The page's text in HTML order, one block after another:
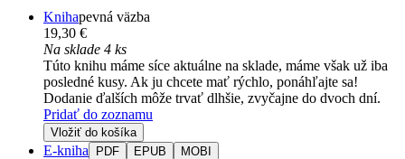
Knihapevná väzba
19,30 €
Na sklade 4 ks
Túto knihu máme síce aktuálne na sklade, máme však už iba
posledné kusy. Ak ju chcete mať rýchlo, ponáhľajte sa!
Dodanie ďalších môže trvať dlhšie, zvyčajne do dvoch dní.
Pridať do zoznamu
Vložiť do košíka
E-kniha PDF EPUB MOBI